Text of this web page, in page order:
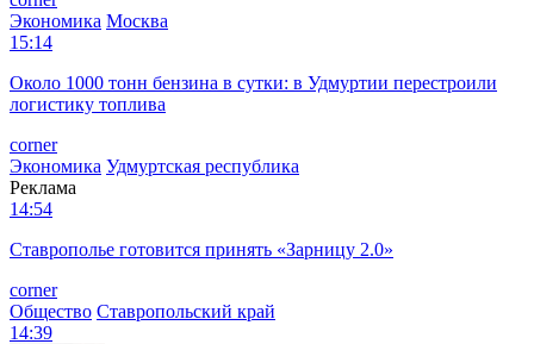
Экономика Москва
15:14
Около 1000 тонн бензина в сутки: в Удмуртии перестроили
логистику топлива
corner
Экономика Удмуртская республика
Реклама
14:54
Ставрополье готовится принять «Зарницу 2.0»
corner
Общество Ставропольский край
14:39